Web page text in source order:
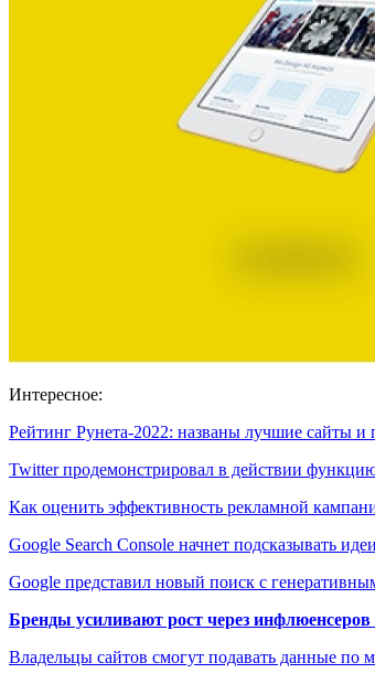
Интересное:
Рейтинг Рунета-2022: названы лучшие сайты
Twitter продемонстрировал в действии
Как оценить эффективность рекламной
Google Search Console начнет подсказывать
Google представил новый поиск с
Бренды усиливают рост через инфлюенсеров
Владельцы сайтов смогут подавать данные по